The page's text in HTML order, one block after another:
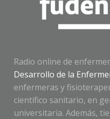
Radio online de
Desarrollo de la
enfermeras y
científico sanitario, en
universitaria. Además,